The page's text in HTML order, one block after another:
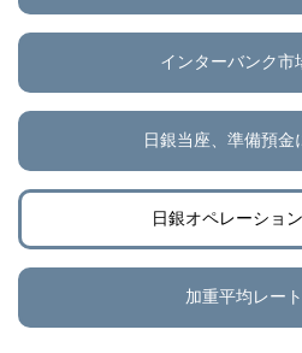
インターバンク市
日銀当座、準備預金
日銀オペレーショ
加重平均レー